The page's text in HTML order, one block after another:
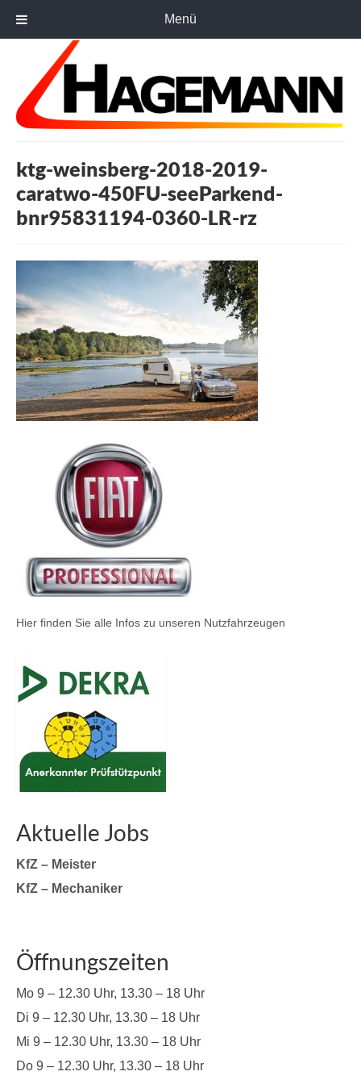
ktg-weinsberg-2018-2019-
caratwo-450FU-seeParkend-
bnr95831194-0360-LR-rz
Hier finden Sie alle Infos zu unseren Nutzfahrzeugen
Aktuelle Jobs
KfZ – Meister
KfZ – Mechaniker
Öffnungszeiten
Mo 9 – 12.30 Uhr, 13.30 – 18 Uhr
Di 9 – 12.30 Uhr, 13.30 – 18 Uhr
Mi 9 – 12.30 Uhr, 13.30 – 18 Uhr
Do 9 – 12.30 Uhr, 13.30 – 18 Uhr
Menü